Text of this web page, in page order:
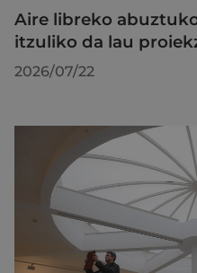
Aire libreko
itzuliko da lau
2026/07/22